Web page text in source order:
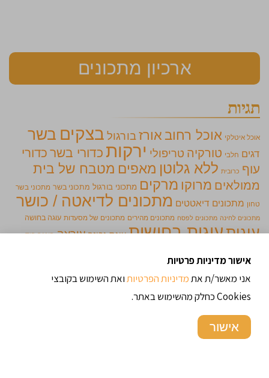
ארכיון מתכונים
תגיות
אוכל איטלקי אוכל רחוב אורזבורגול בצקים בשר
דגים חלבי טורקיה טריפולי ירקות כדורי בשר כדורי
עוף כרובית ללא גלוטן מאפים מטבח של בית
ממולאים מרוקו מרקים מתכוני בורגול מתכוני בשר מתכוני בשר
טחון מתכונים דיאטטים מתכונים לדיאטה / כושר
מתכונים לחינה מתכונים לפסח מתכונים מהירים מתכונים של מסעדות עוגה בחושה
עוגותעוגות בחושות עוגת גבינה עיראק פינגר פוד
קינוחים בכוסות קציצות
תימן
מתכונים מומלצים
אישור מדיניות פרטיות
אני מאשר/ת אתמדיניות הפרטיותואת השימוש בקובצי
Cookies כחלק מהשימוש באתר.
אישור